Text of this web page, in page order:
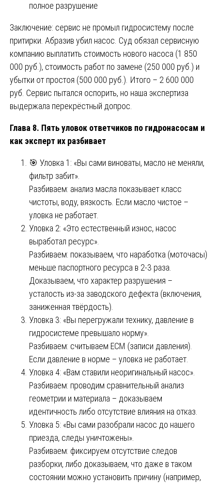
полное разрушение
Заключение: сервис не промыл гидросистему после
притирки. Абразив убил насос. Суд обязал сервисную
компанию выплатить стоимость нового насоса (1 850
000 руб.), стоимость работ по замене (250 000 руб.) и
убытки от простоя (500 000 руб.). Итого – 2 600 000
руб. Сервис пытался оспорить, но наша экспертиза
выдержала перекрёстный допрос.
Глава 8. Пять уловок ответчиков по гидронасосам и
как эксперт их разбивает
🎯 Уловка 1: «Вы сами виноваты, масло не меняли,
фильтр забит».
Разбиваем: анализ масла показывает класс
чистоты, воду, вязкость. Если масло чистое –
уловка не работает.
Уловка 2: «Это естественный износ, насос
выработал ресурс».
Разбиваем: показываем, что наработка (моточасы)
меньше паспортного ресурса в 2-3 раза.
Доказываем, что характер разрушения –
усталость из-за заводского дефекта (включения,
заниженная твёрдость).
Уловка 3: «Вы перегружали технику, давление в
гидросистеме превышало норму».
Разбиваем: считываем ECM (записи давления).
Если давление в норме – уловка не работает.
Уловка 4: «Вам ставили неоригинальный насос».
Разбиваем: проводим сравнительный анализ
геометрии и материала – доказываем
идентичность либо отсутствие влияния на отказ.
Уловка 5: «Вы сами разобрали насос до нашего
приезда, следы уничтожены».
Разбиваем: фиксируем отсутствие следов
разборки, либо доказываем, что даже в таком
состоянии можно установить причину (например,